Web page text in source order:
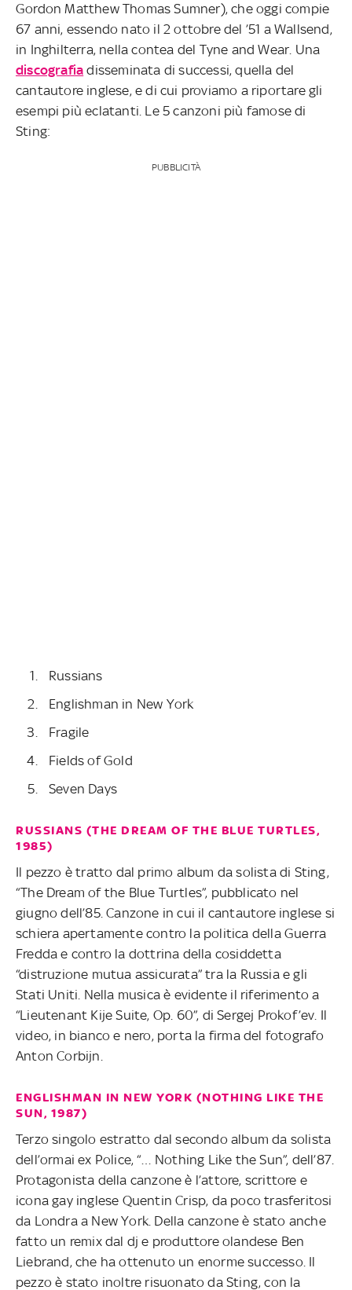
Gordon Matthew Thomas Sumner), che oggi compie
67 anni, essendo nato il 2 ottobre del ’51 a Wallsend,
in Inghilterra, nella contea del Tyne and Wear. Una
discografia disseminata di successi, quella del
cantautore inglese, e di cui proviamo a riportare gli
esempi più eclatanti. Le 5 canzoni più famose di
Sting:
PUBBLICITÀ
Russians
Englishman in New York
Fragile
Fields of Gold
Seven Days
RUSSIANS (THE DREAM OF THE BLUE TURTLES,
1985)
Il pezzo è tratto dal primo album da solista di Sting,
“The Dream of the Blue Turtles”, pubblicato nel
giugno dell’85. Canzone in cui il cantautore inglese si
schiera apertamente contro la politica della Guerra
Fredda e contro la dottrina della cosiddetta
“distruzione mutua assicurata” tra la Russia e gli
Stati Uniti. Nella musica è evidente il riferimento a
“Lieutenant Kije Suite, Op. 60”, di Sergej Prokof’ev. Il
video, in bianco e nero, porta la firma del fotografo
Anton Corbijn.
ENGLISHMAN IN NEW YORK (NOTHING LIKE THE
SUN, 1987)
Terzo singolo estratto dal secondo album da solista
dell’ormai ex Police, “… Nothing Like the Sun”, dell’87.
Protagonista della canzone è l’attore, scrittore e
icona gay inglese Quentin Crisp, da poco trasferitosi
da Londra a New York. Della canzone è stato anche
fatto un remix dal dj e produttore olandese Ben
Liebrand, che ha ottenuto un enorme successo. Il
pezzo è stato inoltre risuonato da Sting, con la